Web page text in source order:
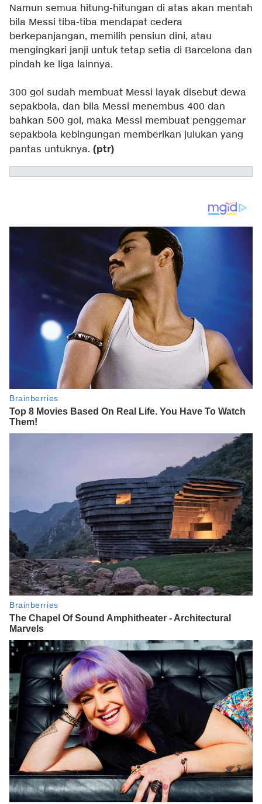
Namun semua hitung-hitungan di atas akan mentah
bila Messi tiba-tiba mendapat cedera
berkepanjangan, memilih pensiun dini, atau
mengingkari janji untuk tetap setia di Barcelona dan
pindah ke liga lainnya.
300 gol sudah membuat Messi layak disebut dewa
sepakbola, dan bila Messi menembus 400 dan
bahkan 500 gol, maka Messi membuat penggemar
sepakbola kebingungan memberikan julukan yang
pantas untuknya. (ptr)